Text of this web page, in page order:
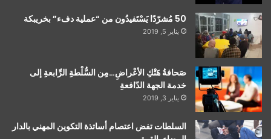
50 مُشرّدًا يَسْتَفيدُون من “عملية دفء” بخريبكة
يناير 5, 2019
صَحافةُ هَتْكِ الأعْراضِ…مِن السُّلْطةِ الرِّابعةِ إلى
خدمة الجهة الدّافعةِ
يناير 3, 2019
السلطات تفض اعتصام أساتذة التكوين المهني بالدار